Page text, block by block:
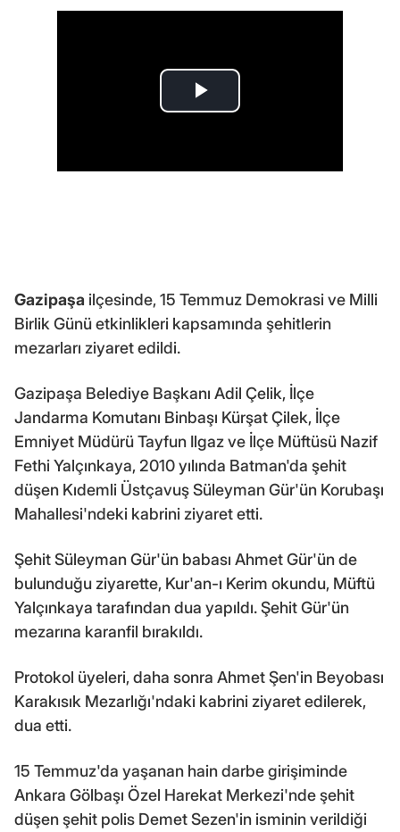
Gazipaşa ilçesinde, 15 Temmuz Demokrasi ve Milli
Birlik Günü etkinlikleri kapsamında şehitlerin
mezarları ziyaret edildi.
Gazipaşa Belediye Başkanı Adil Çelik, İlçe
Jandarma Komutanı Binbaşı Kürşat Çilek, İlçe
Emniyet Müdürü Tayfun Ilgaz ve İlçe Müftüsü Nazif
Fethi Yalçınkaya, 2010 yılında Batman'da şehit
düşen Kıdemli Üstçavuş Süleyman Gür'ün Korubaşı
Mahallesi'ndeki kabrini ziyaret etti.
Şehit Süleyman Gür'ün babası Ahmet Gür'ün de
bulunduğu ziyarette, Kur'an-ı Kerim okundu, Müftü
Yalçınkaya tarafından dua yapıldı. Şehit Gür'ün
mezarına karanfil bırakıldı.
Protokol üyeleri, daha sonra Ahmet Şen'in Beyobası
Karakısık Mezarlığı'ndaki kabrini ziyaret edilerek,
dua etti.
15 Temmuz'da yaşanan hain darbe girişiminde
Ankara Gölbaşı Özel Harekat Merkezi'nde şehit
düşen şehit polis Demet Sezen'in isminin verildiği